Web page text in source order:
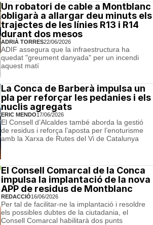
Un robatori de cable a Montblanc
obligarà a allargar deu minuts els
trajectes de les línies R13 i R14
durant dos mesos
ADRIÀ TORRES22/06/2026
ADIF assegura que la infraestructura ha
quedat "greument danyada" per un incendi
aquest matí
La Conca de Barberà impulsa un
pla per reforçar les pedanies i els
nuclis agregats
ERIC MENDO17/06/2026
El Consell d’Alcaldes també aborda la gestió
de residus i reforça l’aposta per l’enoturisme
amb la Xarxa de Rutes del Vi de Catalunya
El Consell Comarcal de la Conca
impulsa la implantació de la nova
APP de residus de Montblanc
REDACCIÓ16/06/2026
Per tal de facilitar-ne la implantació i resoldre
els possibles dubtes de la ciutadania, el
Consell Comarcal habilitarà dos punts